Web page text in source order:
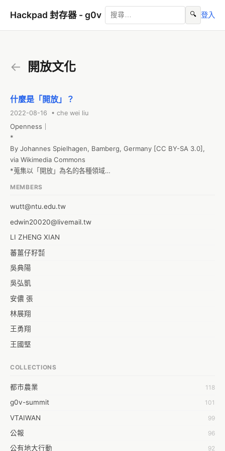
Hackpad 封存器 - g0v 🔍 登入
← 開放文化
什麼是「開放」？
2022-08-16 • che wei liu
Openness｜
*
By Johannes Spielhagen, Bamberg, Germany [CC BY-SA 3.0],
via Wikimedia Commons
*蒐集以「開放」為名的各種領域
MEMBERS
wutt@ntu.edu.tw
edwin20020@livemail.tw
LI ZHENG XIAN
蕃薑仔籽㍿
吳典陽
吳弘凱
安儂 張
林展翔
王勇翔
王國堅
蒼時弦也
袁乾鑫
陳泰澄
&#35377;&#24646;&#33287;
COLLECTIONS
都市農業 118
g0v-summit 101
VTAIWAN 99
公報 96
公有地大行動 92